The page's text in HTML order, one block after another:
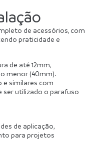
de acessórios, com
praticidade e
de até 12mm,
menor (40mm).
e similares com
ser utilizado o parafuso
de aplicação,
para projetos